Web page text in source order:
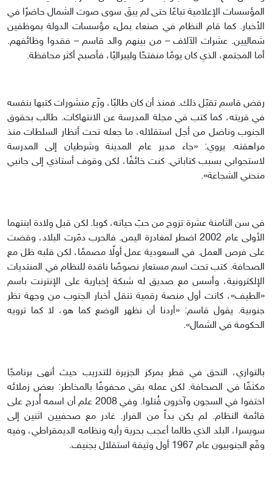
المؤسسات الإعلامية تباعًا حتى لم يبقَ سوى صوت الشمال حاضرًا في
الأخبار. كما قام النظام في صنعاء بملء مؤسسات الدولة بموظفين
شماليين. عشرات الآلاف – من بينهم والد قاسم – فقدوا وظائفهم.
أما المجتمع، الذي كان يومًا منفتحًا وليبراليًا، فأصبح أكثر محافظة.
رفض قاسم تقبّل ذلك. فمنذ أن كان طالبًا، وزّع منشورات كتبها بنفسه
في قريته، كما كتب في مجلة المدرسة عن الانتهاكات. طالب بحقوق
الجنوب وناضل من أجل استقلاله، ما جعله تحت أنظار السلطات منذ
مراهقته. يروي: «جاء مدير عام المدينة وشرطيان إلى المدرسة
لاستجوابي بسبب كتاباتي. كنت خائفًا، لكن وقوف أستاذي إلى جانبي
منحني الشجاعة».
في سن الثامنة عشرة تزوج من حبّ حياته، كوبا. لكن قبل ولادة ابنتهما
الأولى عام 2002 اضطر لمغادرة اليمن. فالحرب دمّرت البلاد، وقضت
على فرص العمل. في السعودية عمل أولًا مصممًا، لكن قلبه ظل مع
الصحافة. كتب تحت اسم مستعار نصوصًا ناقدة للنظام في المنتديات
الإلكترونية، وأسس مع صديق له شبكة إخبارية على الإنترنت باسم
«الطيف»، كانت أول منصة رقمية تنقل أخبار الجنوب من وجهة نظر
جنوبية. يقول قاسم: «أردنا أن نظهر الوضع كما هو، لا كما ترويه
الحكومة في الشمال».
بالتوازي، التحق في قطر بمركز الجزيرة للتدريب حيث أنهى برنامجًا
مكثفًا في الصحافة. لكن عمله بقي محفوفًا بالمخاطر: بعض زملائه
اختفوا في السجون وآخرون قُتلوا. وفي 2008 علم أن اسمه أُدرج على
قائمة النظام. لم يكن بداً من الفرار. غادر مع صحفيين اثنين إلى
سويسرا، البلد الذي طالما أعجب بحرية رأيه ونظامه الديمقراطي، وفيه
وقّع الجنوبيون عام 1967 أول وثيقة استقلال بجنيف.